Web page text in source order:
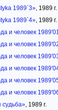
1989`3», 1989 г.
1989`4», 1989 г.
и человек
и человек
и человек
и человек
и человек
и человек
, 1989 г.